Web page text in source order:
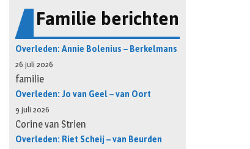
Familie berichten
Overleden: Annie Bolenius – Berkelmans
26 juli 2026
familie
Overleden: Jo van Geel – van Oort
9 juli 2026
Corine van Strien
Overleden: Riet Scheij – van Beurden